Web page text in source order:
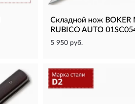
Складной нож BOKER
RUBICO AUTO
5 950 руб.